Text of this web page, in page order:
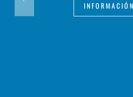
INFORMACIÓN